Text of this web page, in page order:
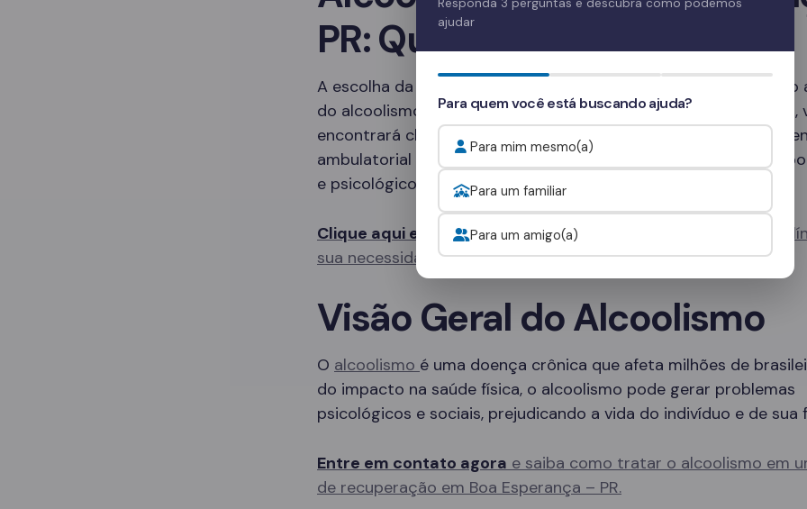
PR: Qual escolher?
A escolha da clínica ideal depende de diversos fatores, incluindo
do alcoolismo e os serviços oferecidos. Em Boa Esperança – PR,
encontrará clínicas especializadas que oferecem desde
ambulatorial até programas de internação completos, com
e psicológico 24 horas por dia.
Clique aqui e fale com um consultor
para escolher a melhor
sua necessidade.
Visão Geral do Alcoolismo
O alcoolismo é uma doença crônica que afeta milhões de
do impacto na saúde física, o alcoolismo pode gerar problemas
psicológicos e sociais, prejudicando a vida do indivíduo e de sua
Entre em contato agora e saiba como tratar o alcoolismo em
de recuperação em Boa Esperança – PR.
Responda 3 perguntas e descubra como podemos
ajudar
Para quem você está buscando ajuda?
Para mim mesmo(a)
Para um familiar
Para um amigo(a)